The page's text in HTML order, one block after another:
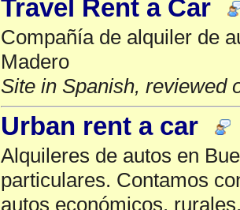
Travel Rent a Car
Compañía de alquiler de
Madero
Site in Spanish, reviewed
Urban rent a car
Alquileres de autos en
particulares. Contamos
autos económicos,